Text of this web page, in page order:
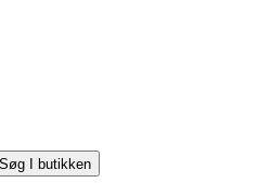
Søg I butikken